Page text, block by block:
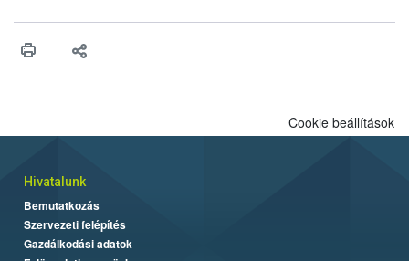
Cookie beállítások
Hivatalunk
Bemutatkozás
Szervezeti felépítés
Gazdálkodási adatok